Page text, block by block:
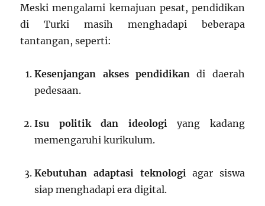
Meski mengalami kemajuan pesat, pendidikan
di Turki masih menghadapi beberapa
tantangan, seperti:
Kesenjangan akses pendidikan di daerah
pedesaan.
Isu politik dan ideologiyang kadang
memengaruhi kurikulum.
Kebutuhan adaptasi teknologiagar siswa
siap menghadapi era digital.